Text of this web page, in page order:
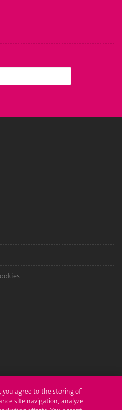
you agree to the storing of
site navigation, analyze